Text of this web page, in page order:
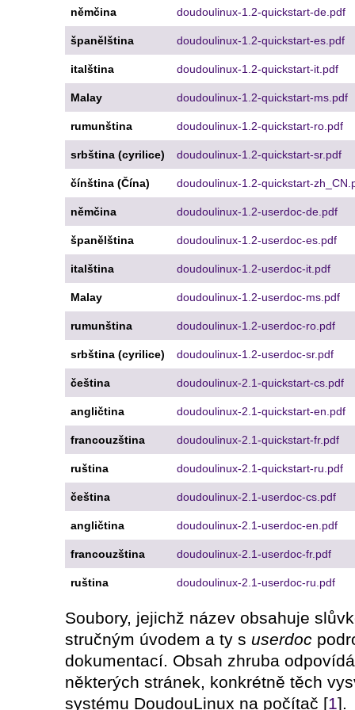
němčina doudoulinux-1.2-quickstart-de.pdf
španělština doudoulinux-1.2-quickstart-es.pdf
italština doudoulinux-1.2-quickstart-it.pdf
Malay doudoulinux-1.2-quickstart-ms.pdf
rumunština doudoulinux-1.2-quickstart-ro.pdf
srbština (cyrilice) doudoulinux-1.2-quickstart-sr.pdf
čínština (Čína) doudoulinux-1.2-quickstart-
němčina doudoulinux-1.2-userdoc-de.pdf
španělština doudoulinux-1.2-userdoc-es.pdf
italština doudoulinux-1.2-userdoc-it.pdf
Malay doudoulinux-1.2-userdoc-ms.pdf
rumunština doudoulinux-1.2-userdoc-ro.pdf
srbština (cyrilice) doudoulinux-1.2-userdoc-sr.pdf
čeština doudoulinux-2.1-quickstart-cs.pdf
angličtina doudoulinux-2.1-quickstart-en.pdf
francouzština doudoulinux-2.1-quickstart-fr.pdf
ruština doudoulinux-2.1-quickstart-ru.pdf
čeština doudoulinux-2.1-userdoc-cs.pdf
angličtina doudoulinux-2.1-userdoc-en.pdf
francouzština doudoulinux-2.1-userdoc-fr.pdf
ruština doudoulinux-2.1-userdoc-ru.pdf
Soubory, jejichž název obsahuje
stručným úvodem a ty s userdoc
dokumentací. Obsah zhruba
některých stránek, konkrétně těch
systému DoudouLinux na počítač [1].